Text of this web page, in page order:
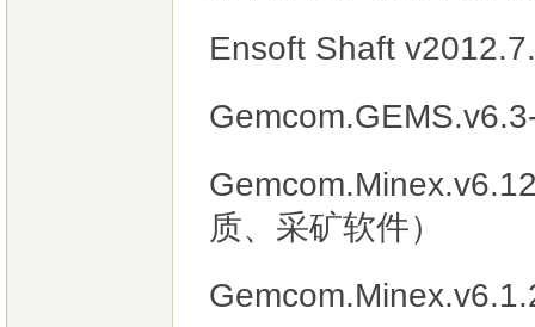
Ensoft Shaft
质、采矿软件）